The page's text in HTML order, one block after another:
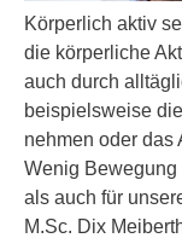
Körperlich aktiv
die körperliche
auch durch
beispielsweise
nehmen oder das
Wenig Bewegung
als auch für
M.Sc. Dix